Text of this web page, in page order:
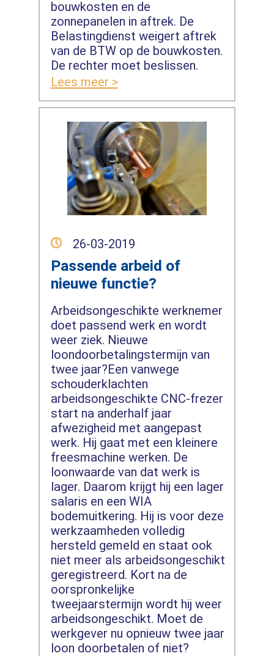
bouwkosten en de
zonnepanelen in aftrek. De
Belastingdienst weigert aftrek
van de BTW op de bouwkosten.
De rechter moet beslissen.
Lees meer >
26-03-2019
Passende arbeid of
nieuwe functie?
Arbeidsongeschikte werknemer
doet passend werk en wordt
weer ziek. Nieuwe
loondoorbetalingstermijn van
twee jaar?Een vanwege
schouderklachten
arbeidsongeschikte CNC-frezer
start na anderhalf jaar
afwezigheid met aangepast
werk. Hij gaat met een kleinere
freesmachine werken. De
loonwaarde van dat werk is
lager. Daarom krijgt hij een lager
salaris en een WIA
bodemuitkering. Hij is voor deze
werkzaamheden volledig
hersteld gemeld en staat ook
niet meer als arbeidsongeschikt
geregistreerd. Kort na de
oorspronkelijke
tweejaarstermijn wordt hij weer
arbeidsongeschikt. Moet de
werkgever nu opnieuw twee jaar
loon doorbetalen of niet?